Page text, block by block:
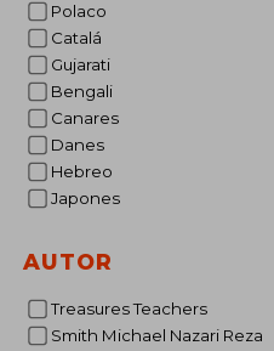
Polaco
Catalá
Gujarati
Bengali
Canares
Danes
Hebreo
Japones
AUTOR
Treasures Teachers
Smith Michael Nazari Reza